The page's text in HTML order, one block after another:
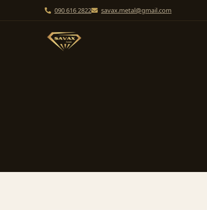
090 616 2822 savax.metal@gmail.com